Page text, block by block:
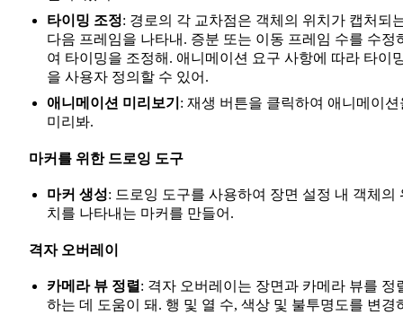
타이밍 조정: 경로의 각 교차점은 객체의 위치가 캡처되
다음 프레임을 나타내. 증분 또는 이동 프레임 수를 수정
여 타이밍을 조정해. 애니메이션 요구 사항에 따라 타이
을 사용자 정의할 수 있어.
애니메이션 미리보기 : 재생 버튼을 클릭하여 애니메이션
미리봐.
마커를 위한 드로잉 도구
마커 생성: 드로잉 도구를 사용하여 장면 설정 내 객체의
치를 나타내는 마커를 만들어.
격자 오버레이
카메라 뷰 정렬 : 격자 오버레이는 장면과 카메라 뷰를 정
하는 데 도움이 돼. 행 및 열 수, 색상 및 불투명도를 변경